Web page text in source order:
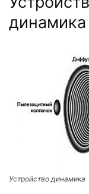
динамика
Устройство динамика